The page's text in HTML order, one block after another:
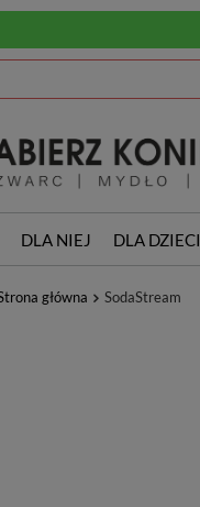
DLA NIEJ DLA DZIECI
główna SodaStream